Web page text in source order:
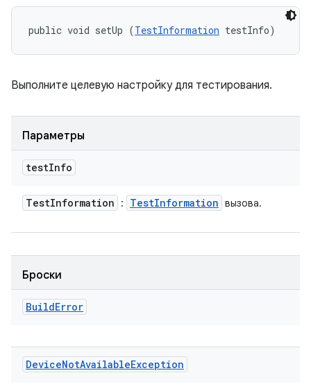
public void setUp (TestInformation testInfo)
Выполните целевую настройку для тестирования.
Параметры
testInfo
TestInformation : TestInformation вызова.
Броски
BuildError
DeviceNotAvailableException